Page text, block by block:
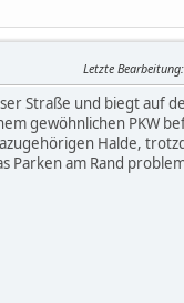
Letzte Bearbeitung
Straße und biegt auf
gewöhnlichen PKW
Halde,
am Rand